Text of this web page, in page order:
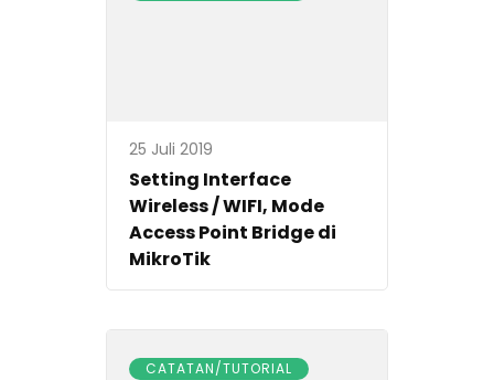
25 Juli 2019
Setting Interface
Wireless / WIFI, Mode
Access Point Bridge di
MikroTik
CATATAN/TUTORIAL